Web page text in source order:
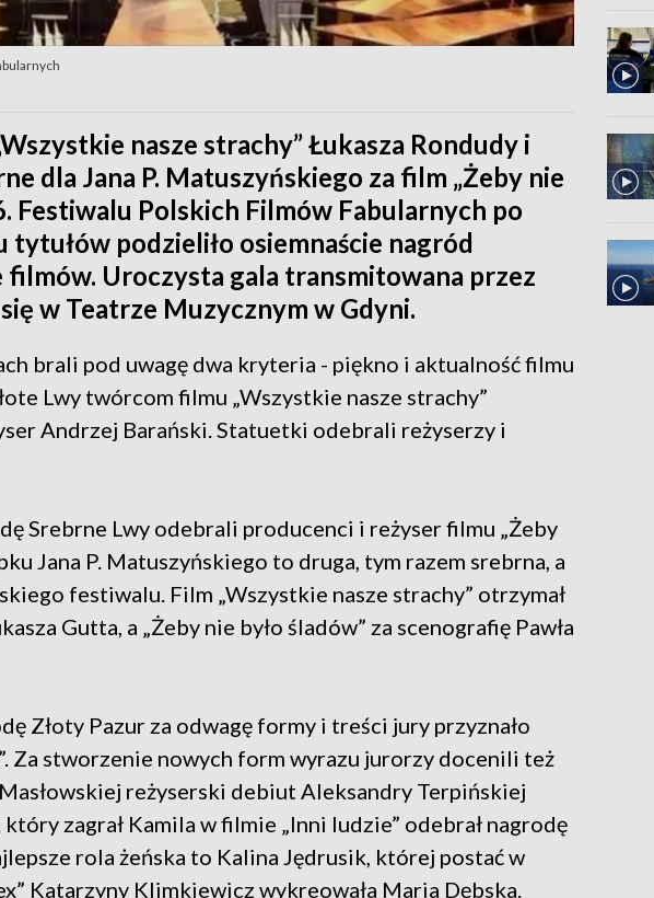
nasze strachy” Łukasza Rondudy i
dla Jana P. Matuszyńskiego za film „Żeby nie
Festiwalu Polskich Filmów Fabularnych po
tytułów podzieliło osiemnaście nagród
filmów. Uroczysta gala transmitowana przez
w Teatrze Muzycznym w Gdyni.
brali pod uwagę dwa kryteria - piękno i aktualność filmu
Lwy twórcom filmu „Wszystkie nasze strachy”
Andrzej Barański. Statuetki odebrali reżyserzy i
Srebrne Lwy odebrali producenci i reżyser filmu „Żeby
Jana P. Matuszyńskiego to druga, tym razem srebrna, a
festiwalu. Film „Wszystkie nasze strachy” otrzymał
Gutta, a „Żeby nie było śladów” za scenografię Pawła
Złoty Pazur za odwagę formy i treści jury przyznało
Za stworzenie nowych form wyrazu jurorzy docenili też
reżyserski debiut Aleksandry Terpińskiej
który zagrał Kamila w filmie „Inni ludzie” odebrał nagrodę
rola żeńska to Kalina Jędrusik, której postać w
Katarzyny Klimkiewicz wykreowała Maria Dębska.